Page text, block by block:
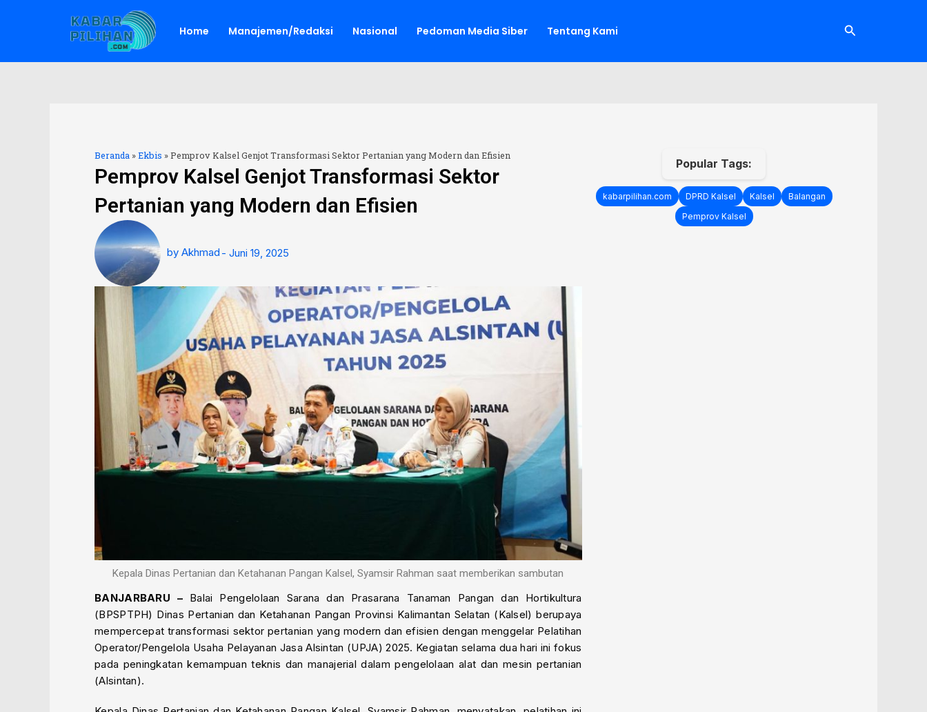
Home Manajemen/Redaksi Nasional Pedoman Media Siber Tentang Kami Cari
Beranda »Ekbis »Pemprov Kalsel Genjot Transformasi Sektor Pertanian yang Modern dan Efisien
Pemprov Kalsel Genjot Transformasi Sektor
Pertanian yang Modern dan Efisien
by Akhmad - Juni 19, 2025
Kepala Dinas Pertanian dan Ketahanan Pangan Kalsel, Syamsir Rahman saat memberikan sambutan
BANJARBARU – Balai Pengelolaan Sarana dan Prasarana Tanaman Pangan dan Hortikultura
(BPSPTPH) Dinas Pertanian dan Ketahanan Pangan Provinsi Kalimantan Selatan (Kalsel) berupaya
mempercepat transformasi sektor pertanian yang modern dan efisien dengan menggelar Pelatihan
Operator/Pengelola Usaha Pelayanan Jasa Alsintan (UPJA) 2025. Kegiatan selama dua hari ini fokus
pada peningkatan kemampuan teknis dan manajerial dalam pengelolaan alat dan mesin pertanian
(Alsintan).
Popular Tags:
kabarpilihan.com DPRD Kalsel Kalsel
Balangan
Pemprov Kalsel